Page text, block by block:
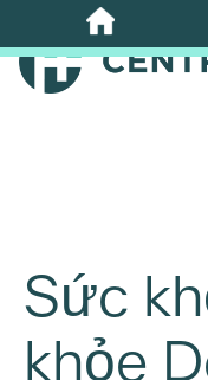
qua
nội
Sức
khỏe